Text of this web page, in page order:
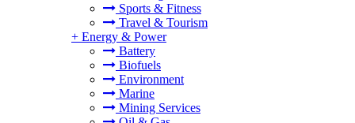
Sports & Fitness
Travel & Tourism
+ Energy & Power
Battery
Biofuels
Environment
Marine
Mining Services